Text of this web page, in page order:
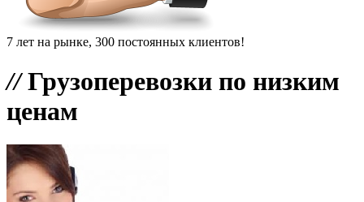
7 лет на рынке, 300 постоянных клиентов!
//Грузоперевозки по низким
ценам